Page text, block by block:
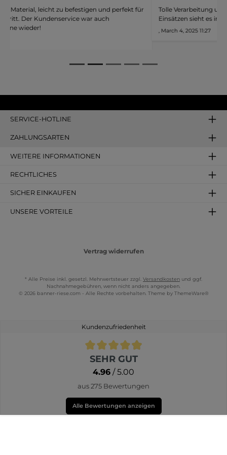
perfekt für
Durchschnittliche Bewertung von 5 von 5 Sternen
Tolle Verarbeitung und sehr langlebig. Nach mehreren
Einsätzen sieht es immer noch wie neu aus – klare
SERVICE-HOTLINE
ZAHLUNGSARTEN
WEITERE INFORMATIONEN
RECHTLICHES
SICHER EINKAUFEN
UNSERE VORTEILE
Vertrag widerrufen
* Alle Preise inkl. gesetzl. Mehrwertsteuer zzgl. Versandkosten und ggf.
Nachnahmegebühren, wenn nicht anders angegeben.
© 2026 banner-riese.com - Alle Rechte vorbehalten. Theme by ThemeWare®
Kundenzufriedenheit
Durchschnittliche Bewertung von 4.9 von 5 Sternen
SEHR GUT
4.96 / 5.00
aus 275 Bewertungen
Alle Bewertungen anzeigen